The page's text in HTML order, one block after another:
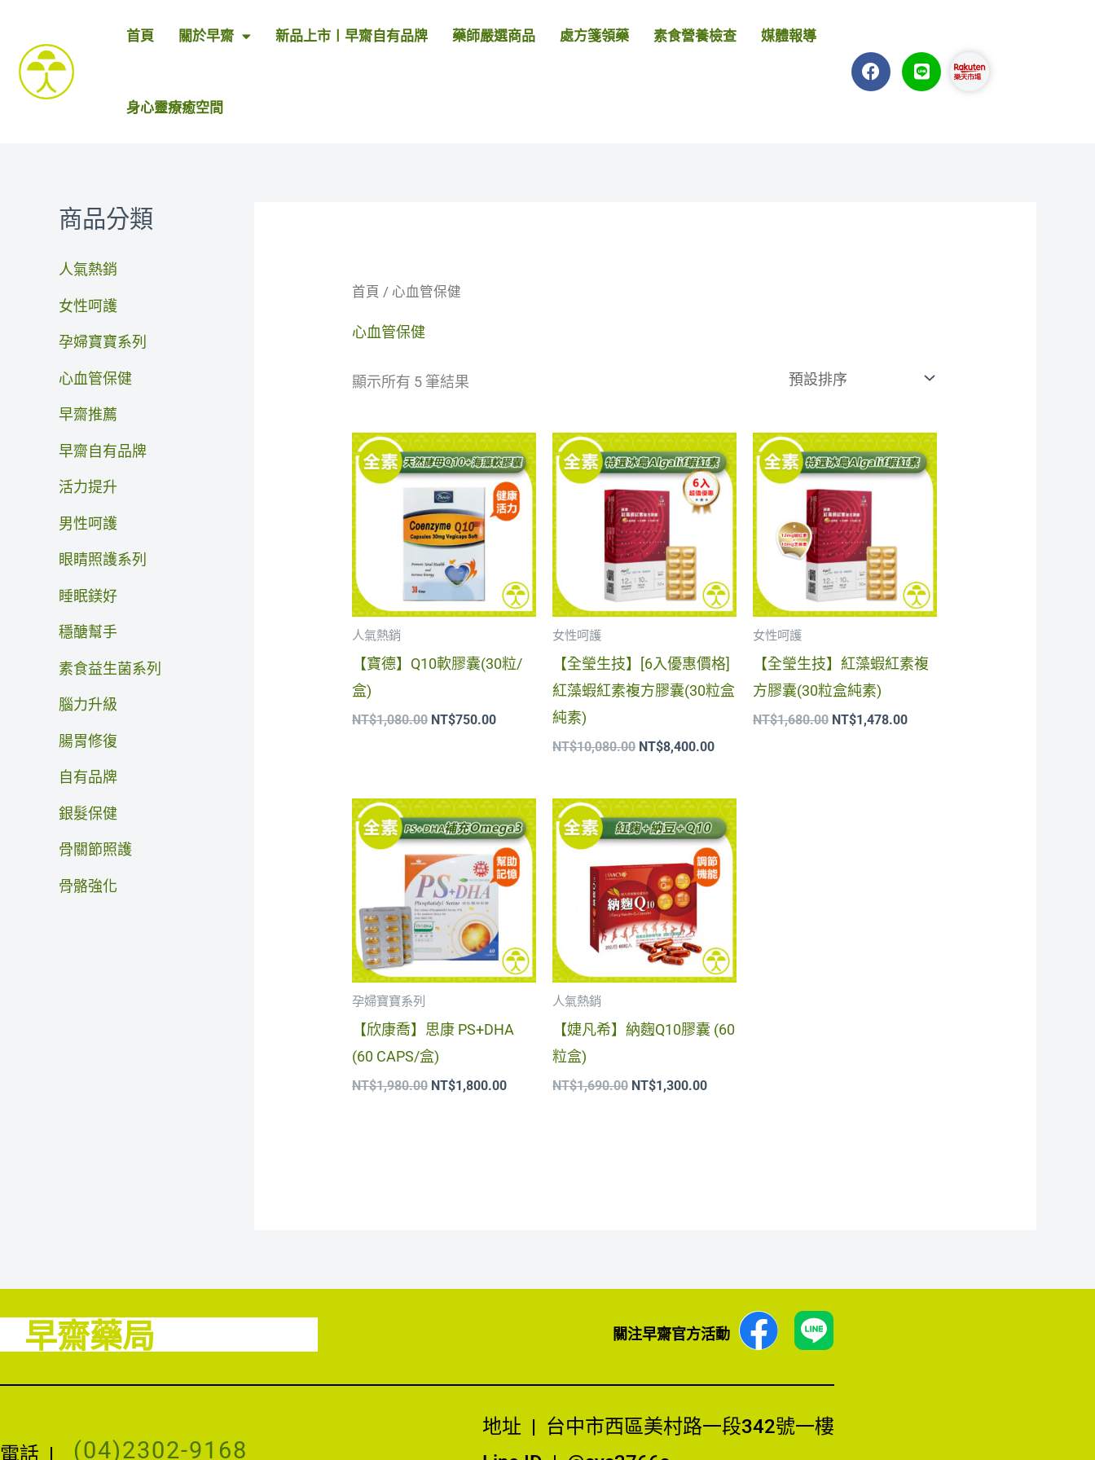
首頁 關於早齋 新品上市〡早齋自有品牌 藥師嚴選商品 處方箋領藥 素食營養檢查 媒體報導
身心靈療癒空間
F
a
c
L
i
n
商品分類
人氣熱銷
女性呵護
孕婦寶寶系列
心血管保健
早齋推薦
早齋自有品牌
活力提升
男性呵護
眼睛照護系列
睡眠鎂好
穩醣幫手
素食益生菌系列
腦力升級
腸胃修復
自有品牌
銀髮保健
骨關節照護
骨骼強化
首頁 / 心血管保健
心血管保健
顯示所有 5 筆結果
人氣熱銷
【寶德】Q10軟膠囊(30粒/
盒)
NT$1,080.00
原
始
價
格：
NT$1,080.00。
NT$750.00
目
前
價
格：
NT$750.00。
女性呵護
【全瑩生技】[6入優惠價格]
紅藻蝦紅素複方膠囊(30粒盒
純素)
NT$10,080.00
原
始
價
格：
NT$10,080.00。
NT$8,400.00
目
前
價
格：
NT$8,400.00。
女性呵護
【全瑩生技】紅藻蝦紅素複
方膠囊(30粒盒純素)
NT$1,680.00
原
始
價
格：
NT$1,680.00。
NT$1,478.00
目
前
價
格：
NT$1,478.00。
孕婦寶寶系列
【欣康喬】思康 PS+DHA
(60 CAPS/盒)
NT$1,980.00
原
始
價
格：
NT$1,980.00。
NT$1,800.00
目
前
價
格：
NT$1,800.00。
人氣熱銷
【婕凡希】納麴Q10膠囊 (60
粒盒)
NT$1,690.00
原
始
價
NT$1,690.00。
NT$1,300.00
目
前
價
格：
NT$1,300.00。
早齋藥局 關注早齋官方活動
F
c
e
電話 | (04)2302-9168
地址 | 台中市西區美村路一段342號一樓